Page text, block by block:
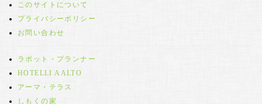
このサイトについて
プライバシーポリシー
お問い合わせ
ラボット・プランナー
HOTELLI AALTO
アーマ・テラス
しもくの家